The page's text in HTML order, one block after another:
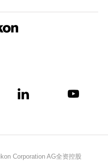
Corporation AG全资控股